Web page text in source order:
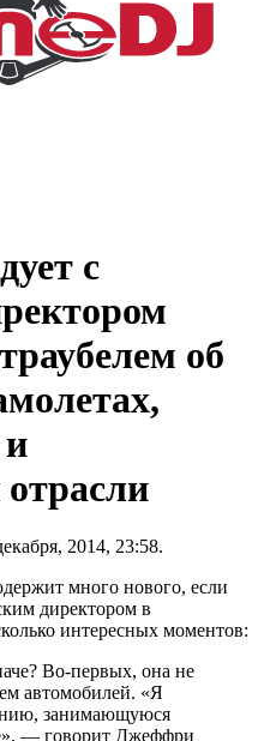
с
об
отрасли
2014, 23:58.
много нового, если
директором в
интересных моментов:
Во-первых, она не
автомобилей. «Я
занимающуюся
— говорит Джеффри